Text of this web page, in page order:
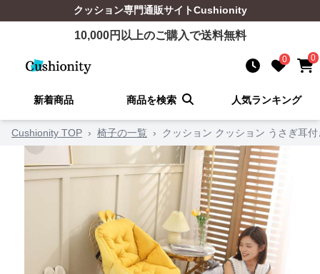
クッション専門通販サイトCushionity
10,000円以上のご購入で送料無料
0 0
新着商品 商品を検索 人気ランキング
Cushionity TOP › 椅子の一覧 › クッション クッション うさぎ耳